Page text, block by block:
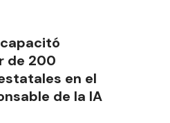
de 200
en el
de la IA